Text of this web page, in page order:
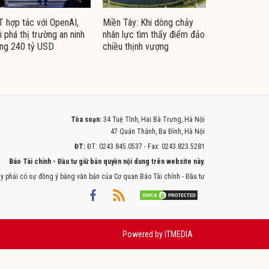
hợp tác với OpenAI,
phá thị trường an ninh
240 tỷ USD
Miền Tây: Khi dòng chảy
nhân lực tìm thấy điểm đảo
chiều thịnh vượng
Tòa soạn: 34 Tuệ Tĩnh, Hai Bà Trưng, Hà Nội
47 Quán Thánh, Ba Đình, Hà Nội
ĐT: ĐT: 0243.845.0537 - Fax: 0243.823.5281
Báo Tài chính - Đầu tư giữ bản quyền nội dung trên website này.
có sự đồng ý bằng văn bản của Cơ quan Báo Tài chính - Đầu tư
Powered by ITMEDIA